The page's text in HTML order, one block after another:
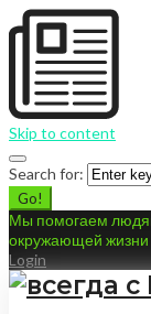
Skip to content
Search for:
Go!
Мы помогаем
окружающей
Login